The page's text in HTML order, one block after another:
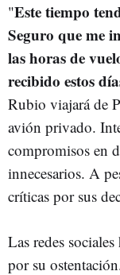
"Este tiempo
Seguro que me
las horas de
recibido estos
Rubio viajará de
avión privado.
compromisos en
innecesarios. A
críticas por sus
Las redes
por su